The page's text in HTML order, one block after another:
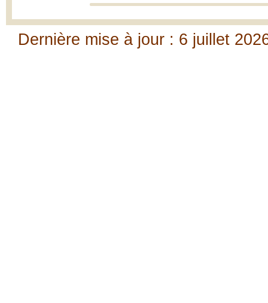
Dernière mise à jour : 6 juillet